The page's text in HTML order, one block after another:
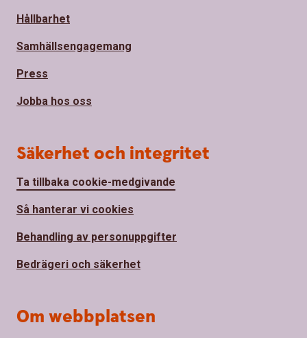
Hållbarhet
Samhällsengagemang
Press
Jobba hos oss
Säkerhet och integritet
Ta tillbaka cookie-medgivande
Så hanterar vi cookies
Behandling av personuppgifter
Bedrägeri och säkerhet
Om webbplatsen